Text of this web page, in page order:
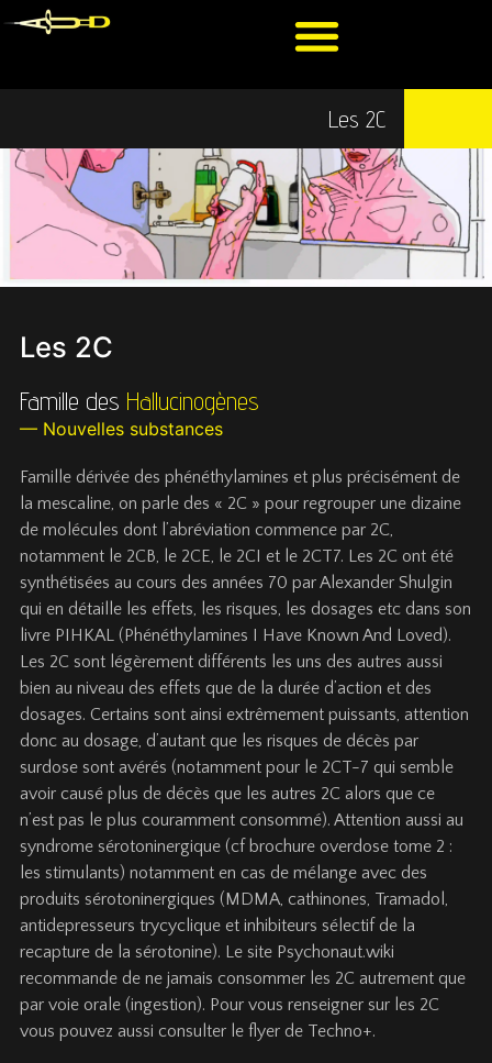
Les 2C
Les 2C
Famille des Hallucinogènes
— Nouvelles substances
Famille dérivée des phénéthylamines et plus précisément de
la mescaline, on parle des « 2C » pour regrouper une dizaine
de molécules dont l’abréviation commence par 2C,
notamment le 2CB, le 2CE, le 2CI et le 2CT7. Les 2C ont été
synthétisées au cours des années 70 par Alexander Shulgin
qui en détaille les effets, les risques, les dosages etc dans son
livre PIHKAL (Phénéthylamines I Have Known And Loved).
Les 2C sont légèrement différents les uns des autres aussi
bien au niveau des effets que de la durée d’action et des
dosages. Certains sont ainsi extrêmement puissants, attention
donc au dosage, d’autant que les risques de décès par
surdose sont avérés (notamment pour le 2CT-7 qui semble
avoir causé plus de décès que les autres 2C alors que ce
n’est pas le plus couramment consommé). Attention aussi au
syndrome sérotoninergique (cf brochure overdose tome 2 :
les stimulants) notamment en cas de mélange avec des
produits sérotoninergiques (MDMA, cathinones, Tramadol,
antidepresseurs trycyclique et inhibiteurs sélectif de la
recapture de la sérotonine). Le site Psychonaut.wiki
recommande de ne jamais consommer les 2C autrement que
par voie orale (ingestion). Pour vous renseigner sur les 2C
vous pouvez aussi consulter le flyer de Techno+.